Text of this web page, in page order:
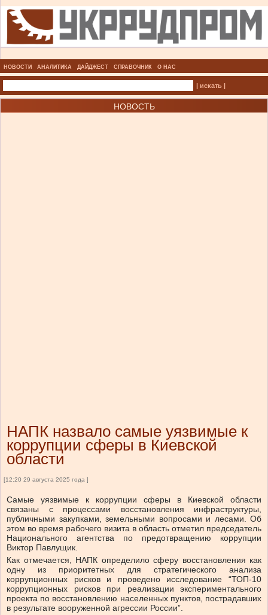
НОВОСТИ АНАЛИТИКА ДАЙДЖЕСТ СПРАВОЧНИК О НАС
| искать |
НОВОСТЬ
НАПК назвало самые уязвимые к
коррупции сферы в Киевской
области
[12:20 29 августа 2025 года ]
Самые уязвимые к коррупции сферы в Киевской области
связаны с процессами восстановления инфраструктуры,
публичными закупками, земельными вопросами и лесами. Об
этом во время рабочего визита в область отметил председатель
Национального агентства по предотвращению коррупции
Виктор Павлущик.
Как отмечается, НАПК определило сферу восстановления как
одну из приоритетных для стратегического анализа
коррупционных рисков и проведено исследование “ТОП-10
коррупционных рисков при реализации экспериментального
проекта по восстановлению населенных пунктов, пострадавших
в результате вооруженной агрессии России”.